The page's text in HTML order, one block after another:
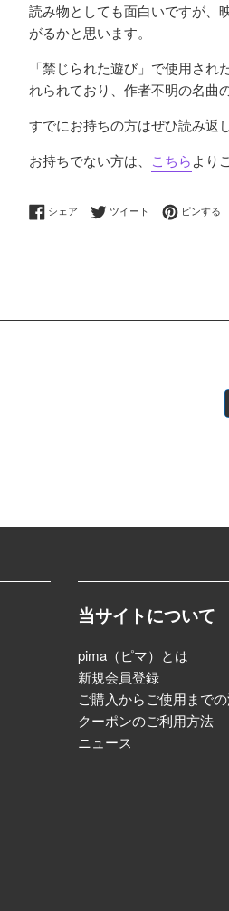
読み物としても面白いですが、
がるかと思います。
「禁じられた遊び」で使用さ
れられており、作者不明の名曲
すでにお持ちの方はぜひ読み返
お持ちでない方は、 こちらより
シェア Facebookでシェアする
ツイート Twitterに投稿する
ピンする
当サイトについて
pima（ピマ）とは
新規会員登録
ご購入からご使用まで
クーポンのご利用方法
ニュース